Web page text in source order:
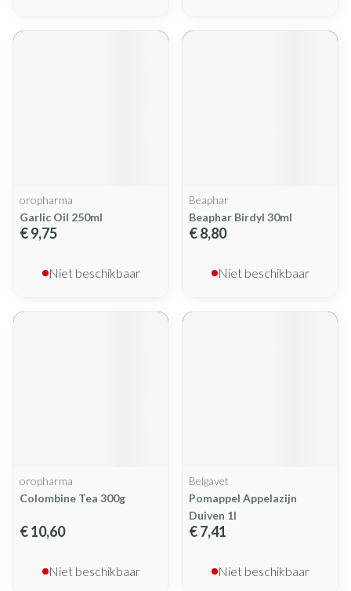
oropharma
Garlic Oil 250ml
€ 9,75
Niet beschikbaar
Beaphar
Beaphar Birdyl 30ml
€ 8,80
Niet beschikbaar
oropharma
Colombine Tea 300g
€ 10,60
Niet beschikbaar
Belgavet
Pomappel Appelazijn
Duiven 1l
€ 7,41
Niet beschikbaar